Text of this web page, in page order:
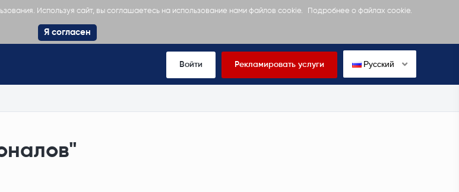
Используя сайт, вы соглашаетесь на использование нами файлов cookie. Подробнее о файлах cookie.
Я согласен
Войти Рекламировать услуги Русский